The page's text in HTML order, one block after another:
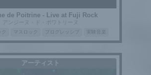
de Poitrine - Live at Fuji Rock
アンジーヌ・ド・ポワトリーヌ
ク マスロック プログレッシブ 実験音楽
アーティスト